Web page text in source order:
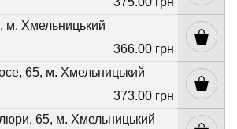
м. Хмельницький
366.00 грн
65, м. Хмельницький
373.00 грн
65, м. Хмельницький